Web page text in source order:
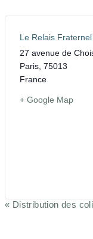
Le Relais Fraternel
27 avenue de
Paris 75013
France
+ Google Map
Navigation
« Distribution des